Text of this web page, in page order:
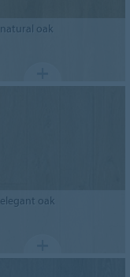
natural oak
elegant oak